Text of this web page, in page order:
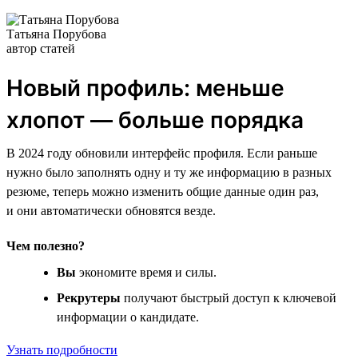
Татьяна Порубова
автор статей
Новый профиль: меньше
хлопот — больше порядка
В 2024 году обновили интерфейс профиля. Если раньше
нужно было заполнять одну и ту же информацию в разных
резюме, теперь можно изменить общие данные один раз,
и они автоматически обновятся везде.
Чем полезно?
Вы экономите время и силы.
Рекрутеры получают быстрый доступ к ключевой
информации о кандидате.
Узнать подробности